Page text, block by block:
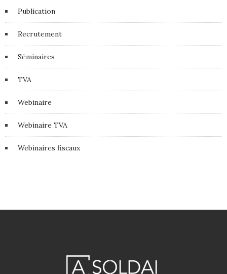
Publication
Recrutement
Séminaires
TVA
Webinaire
Webinaire TVA
Webinaires fiscaux